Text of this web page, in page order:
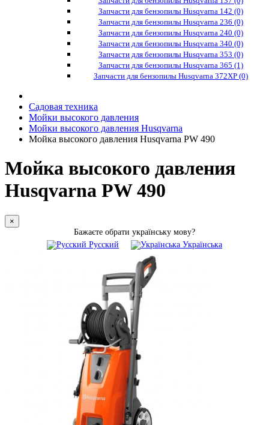
Запчасти для бензопилы Husqvarna 142 (0)
Запчасти для бензопилы Husqvarna 236 (0)
Запчасти для бензопилы Husqvarna 240 (0)
Запчасти для бензопилы Husqvarna 340 (0)
Запчасти для бензопилы Husqvarna 353 (0)
Запчасти для бензопилы Husqvarna 365 (1)
Запчасти для бензопилы Husqvarna 372XP (0)
Садовая техника
Мойки высокого давления
Мойки высокого давления Husqvarna
Мойка высокого давления Husqvarna PW 490
Мойка высокого давления
Husqvarna PW 490
×
Бажаєте обрати українську мову?
Русский
Українська